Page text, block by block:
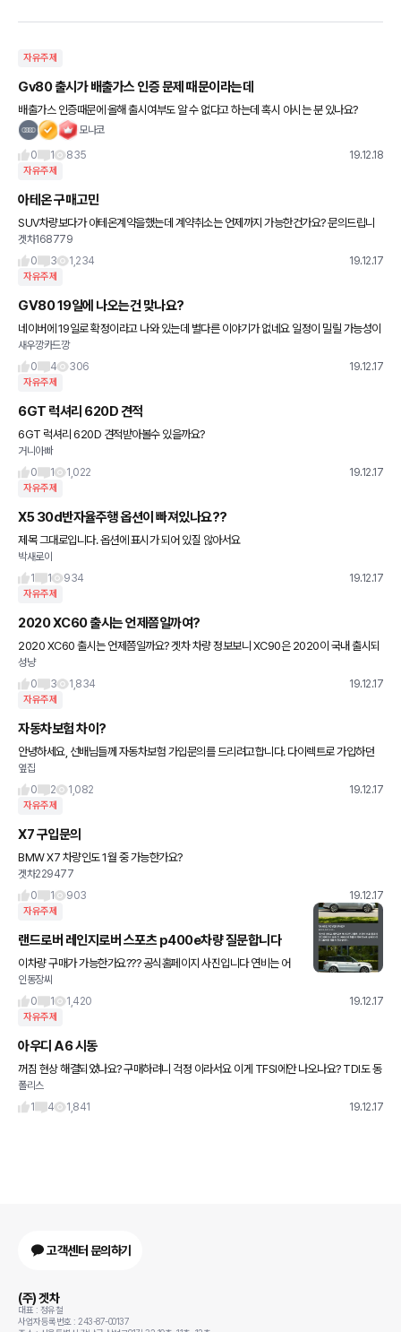
자유주제
Gv80 출시가 배출가스 인증 문제 때문이라는데
배출가스 인증때문에 올해 출시여부도 알 수 없다고 하는데 혹시 아시는 분 있나요?
모나코
0
1 835 19.12.18
자유주제
아테온 구매고민
SUV차량보다가 아테온계약을했는데 계약취소는 언제까지 가능한건가요? 문의드립니
다
겟차168779
0
3 1,234 19.12.17
자유주제
GV80 19일에 나오는건 맞나요?
네이버에 19일로 확정이라고 나와 있는데 별다른 이야기가 없네요 일정이 밀릴 가능성이
있는건가요????.. 갠적으로 궁금해서 리뷰들이 보고 싶습니다
새우깡카드깡
0
4 306 19.12.17
자유주제
6GT 럭셔리 620D 견적
6GT 럭셔리 620D 견적받아볼수 있을까요?
거니아빠
0
1 1,022 19.12.17
자유주제
X5 30d반자율주행 옵션이 빠져있나요??
제목 그대로입니다. 옵션에 표시가 되어 있질 않아서요
박새로이
1
1 934 19.12.17
자유주제
2020 XC60 출시는 언제쯤일까여?
2020 XC60 출시는 언제쯤일까요? 겟차 차량 정보보니 XC90은 2020이 국내 출시되
었던데. XC60은 2019년식이네요. 볼보 SUV는 연식이 중요하지 않나요?
성냥
0
3 1,834 19.12.17
자유주제
자동차보험 차이?
안녕하세요, 선배님들께 자동차보험 가입문의를 드리려고합니다. 다이렉트로 가입하던
중 거의 동일한 보험조건으로 진행을 했는데요.. 이것도 브랜드 차이 인가 보험사마다 가
격이 최고 최저의 가격차가 무려
옆집
0
2 1,082 19.12.17
자유주제
X7 구입문의
BMW X7 차량인도 1월 중 가능한가요?
겟차229477
0
1 903 19.12.17
자유주제
랜드로버 레인지로버 스포츠 p400e차량 질문합니다
이차량 구매가 가능한가요??? 공식홈페이지 사진입니다 연비는 어
떻게되나요??
인동장씨
0
1 1,420 19.12.17
자유주제
아우디 A6 시동
꺼짐 현상 해결되었나요? 구매하려니 걱정 이라서요 이게 TFSI에안 나오나요? TDI도 동
일 문제 되었나요?
폴리스
1
4 1,841 19.12.17
고객센터 문의하기
(주) 겟차
대표 : 정유철
사업자등록번호 : 243-87-00137